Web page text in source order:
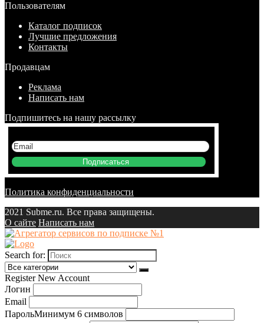
Пользователям
Каталог подписок
Лучшие предложения
Контакты
Продавцам
Реклама
Написать нам
Подпишитесь на нашу рассылку
Подписаться
Политика конфиденциальности
2021 Subme.ru. Все права защищены.
О сайте Написать нам
Search for:
Register New Account
Логин
Email
ПарольМинимум 6 символов